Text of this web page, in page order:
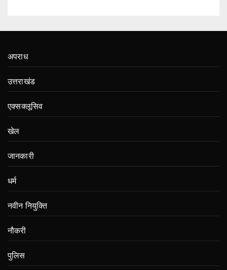
अपराध
उत्तराखंड
एक्सक्लूसिव
खेल
जानकारी
धर्म
नवीन नियुक्ति
नौकरी
पुलिस